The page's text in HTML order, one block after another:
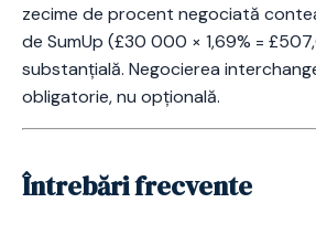
zecime de procent negociată
de SumUp (£30 000 × 1,69% =
substanțială. Negocierea
obligatorie, nu opțională.
Întrebări frecvente